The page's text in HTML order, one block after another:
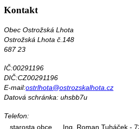
Kontakt
Obec Ostrožská Lhota
Ostrožská Lhota č.148
687 23
IČ:00291196
DIČ:CZ00291196
E-mail:ostrlhota@ostrozskalhota.cz
Datová schránka: uhsbb7u
Telefon:
starosta obce
Ing. Roman Tuháček -